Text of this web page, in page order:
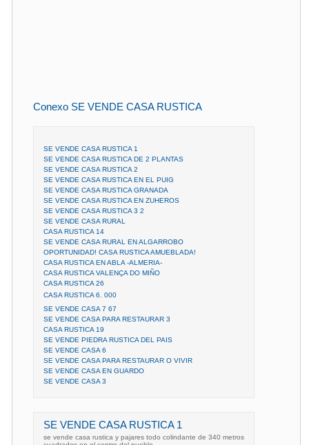
Conexo SE VENDE CASA RUSTICA
SE VENDE CASA RUSTICA 1
SE VENDE CASA RUSTICA DE 2 PLANTAS
SE VENDE CASA RUSTICA 2
SE VENDE CASA RUSTICA EN EL PUIG
SE VENDE CASA RUSTICA GRANADA
SE VENDE CASA RUSTICA EN ZUHEROS
SE VENDE CASA RUSTICA 3 2
SE VENDE CASA RURAL
CASA RUSTICA 14
SE VENDE CASA RURAL EN ALGARROBO
OPORTUNIDAD! CASA RUSTICA AMUEBLADA!
CASA RUSTICA EN ABLA -ALMERIA-
CASA RUSTICA VALENÇA DO MIÑO
CASA RUSTICA 26
CASA RUSTICA 6. 000
SE VENDE CASA 7 67
SE VENDE CASA PARA RESTAURAR 3
CASA RUSTICA 19
SE VENDE PIEDRA RUSTICA DEL PAIS
SE VENDE CASA 6
SE VENDE CASA PARA RESTAURAR O VIVIR
SE VENDE CASA EN GUARDO
SE VENDE CASA 3
SE VENDE CASA RUSTICA 1
se vende casa rustica y pajares todo colindante de 340 metros